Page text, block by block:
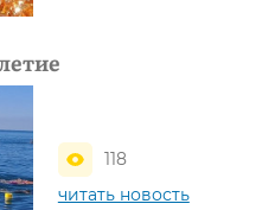
118
читать новость